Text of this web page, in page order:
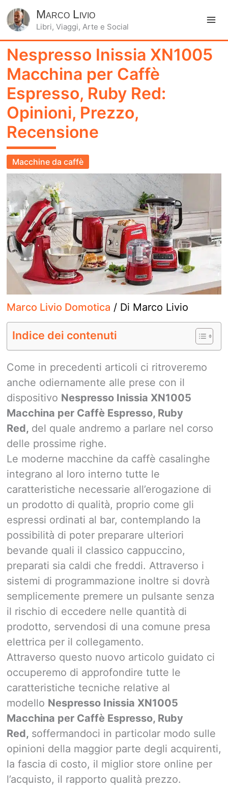
Marco Livio
Libri, Viaggi, Arte e Social
Nespresso Inissia XN1005
Macchina per Caffè
Espresso, Ruby Red:
Opinioni, Prezzo,
Recensione
Macchine da caffè
Marco Livio Domotica / Di Marco Livio
Indice dei contenuti
Come in precedenti articoli ci ritroveremo
anche odiernamente alle prese con il
dispositivo Nespresso Inissia XN1005
Macchina per Caffè Espresso, Ruby
Red, del quale andremo a parlare nel corso
delle prossime righe.
Le moderne macchine da caffè casalinghe
integrano al loro interno tutte le
caratteristiche necessarie all’erogazione di
un prodotto di qualità, proprio come gli
espressi ordinati al bar, contemplando la
possibilità di poter preparare ulteriori
bevande quali il classico cappuccino,
preparati sia caldi che freddi. Attraverso i
sistemi di programmazione inoltre si dovrà
semplicemente premere un pulsante senza
il rischio di eccedere nelle quantità di
prodotto, servendosi di una comune presa
elettrica per il collegamento.
Attraverso questo nuovo articolo guidato ci
occuperemo di approfondire tutte le
caratteristiche tecniche relative al
modello Nespresso Inissia XN1005
Macchina per Caffè Espresso, Ruby
Red, soffermandoci in particolar modo sulle
opinioni della maggior parte degli acquirenti,
la fascia di costo, il miglior store online per
l’acquisto, il rapporto qualità prezzo.